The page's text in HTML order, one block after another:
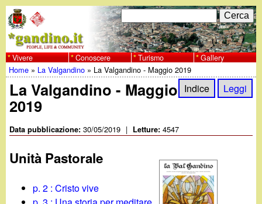
al
contenuto
principale
w
w
w
.
F
o
r
m
i
C
e
r
c
a
Vivere Conoscere Turismo Gallery
Tu
sei
qui
Home » La Valgandino » La Valgandino - Maggio 2019
Indice Leggi
La Valgandino - Maggio
2019
Data pubblicazione:30/05/2019 | Letture:4547
Unità Pastorale
p. 2 : Cristo vive